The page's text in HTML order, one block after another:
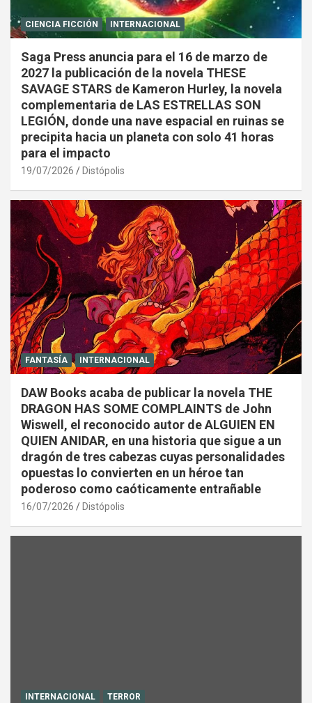
CIENCIA FICCIÓN INTERNACIONAL
Saga Press anuncia para el 16 de marzo de
2027 la publicación de la novela THESE
SAVAGE STARS de Kameron Hurley, la novela
complementaria de LAS ESTRELLAS SON
LEGIÓN, donde una nave espacial en ruinas se
precipita hacia un planeta con solo 41 horas
para el impacto
19/07/2026 Distópolis
FANTASÍA INTERNACIONAL
DAW Books acaba de publicar la novela THE
DRAGON HAS SOME COMPLAINTS de John
Wiswell, el reconocido autor de ALGUIEN EN
QUIEN ANIDAR, en una historia que sigue a un
dragón de tres cabezas cuyas personalidades
opuestas lo convierten en un héroe tan
poderoso como caóticamente entrañable
16/07/2026 Distópolis
INTERNACIONAL TERROR